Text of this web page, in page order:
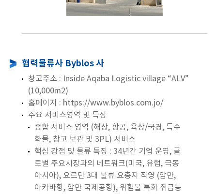
협력물류사 Byblos 사
창고주소 : Inside Aqaba Logistic village “ALV”
(10,000m2)
홈페이지 : https://www.byblos.com.jo/
주요 서비스영역 및 특징
종합 서비스 영역 (해상, 항공, 육상/국경, 특수
화물, 창고 보관 및 3PL) 서비스
핵심 강점 및 물류 특징 : 34년간 기업 운영, 글
로벌 주요시장과의 네트워크(미국, 유럽, 극동
아시아), 요르단 3대 물류 요충지 직영 (암만,
아카바항, 암만 국제공항), 위험물 특화 취급능